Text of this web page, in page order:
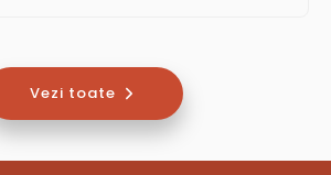
Vezi toate